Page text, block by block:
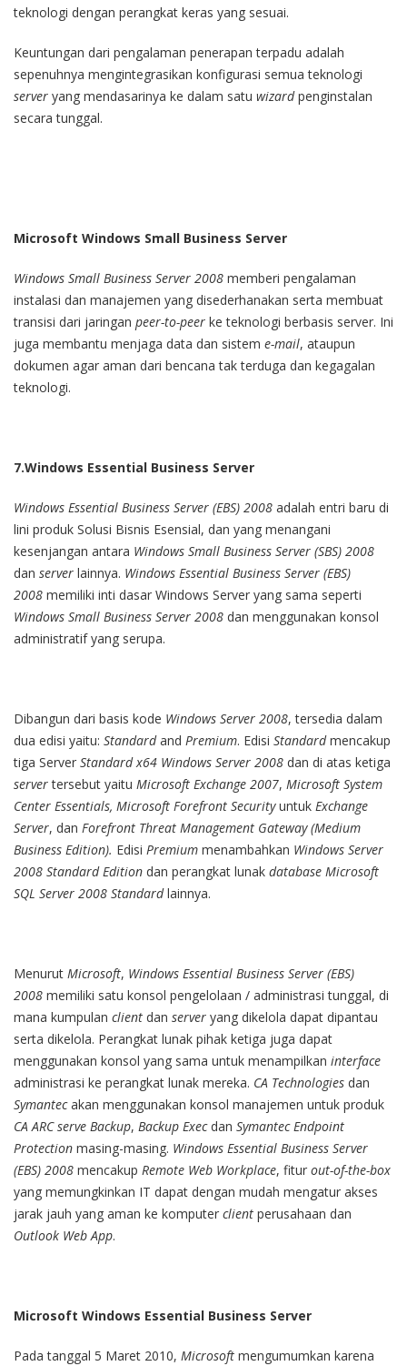
teknologi dengan perangkat keras yang sesuai.
Keuntungan dari pengalaman penerapan terpadu adalah
sepenuhnya mengintegrasikan konfigurasi semua teknologi
server yang mendasarinya ke dalam satu wizardpenginstalan
secara tunggal.
Microsoft Windows Small Business Server
Windows Small Business Server 2008 memberi pengalaman
instalasi dan manajemen yang disederhanakan serta membuat
transisi dari jaringan peer-to-peer ke teknologi berbasis server. Ini
juga membantu menjaga data dan sistem e-mail, ataupun
dokumen agar aman dari bencana tak terduga dan kegagalan
teknologi.
7.Windows Essential Business Server
Windows Essential Business Server (EBS) 2008 adalah entri baru di
lini produk Solusi Bisnis Esensial, dan yang menangani
kesenjangan antara Windows Small Business Server (SBS) 2008
dan server lainnya. Windows Essential Business Server (EBS)
2008 memiliki inti dasar Windows Server yang sama seperti
Windows Small Business Server 2008 dan menggunakan konsol
administratif yang serupa.
Dibangun dari basis kode Windows Server 2008, tersedia dalam
dua edisi yaitu: Standardand Premium. Edisi Standardmencakup
tiga Server Standard x64 Windows Server 2008 dan di atas ketiga
servertersebut yaitu Microsoft Exchange 2007, Microsoft System
Center Essentials, Microsoft Forefront Securityuntuk Exchange
Server, dan Forefront Threat Management Gateway (Medium
Business Edition). Edisi Premium menambahkan Windows Server
2008 Standard Edition dan perangkat lunak database Microsoft
SQL Server 2008 Standardlainnya.
Menurut Microsoft, Windows Essential Business Server (EBS)
2008 memiliki satu konsol pengelolaan / administrasi tunggal, di
mana kumpulan client dan server yang dikelola dapat dipantau
serta dikelola. Perangkat lunak pihak ketiga juga dapat
menggunakan konsol yang sama untuk menampilkan interface
administrasi ke perangkat lunak mereka. CA Technologies dan
Symantecakan menggunakan konsol manajemen untuk produk
CA ARC serve Backup, Backup Execdan Symantec Endpoint
Protection masing-masing. Windows Essential Business Server
(EBS) 2008 mencakup Remote Web Workplace, fitur out-of-the-box
yang memungkinkan IT dapat dengan mudah mengatur akses
jarak jauh yang aman ke komputer client perusahaan dan
Outlook Web App.
Microsoft Windows Essential Business Server
Pada tanggal 5 Maret 2010, Microsoft mengumumkan karena